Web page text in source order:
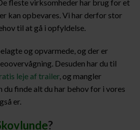
fleste virksomheder har brug for et
kan opbevares. Vi har derfor stor
til at gå i opfyldelse.
og opvarmede, og der er
Desuden har du til
leje af trailer, og mangler
du finde alt du har behov for i vores
er.
?